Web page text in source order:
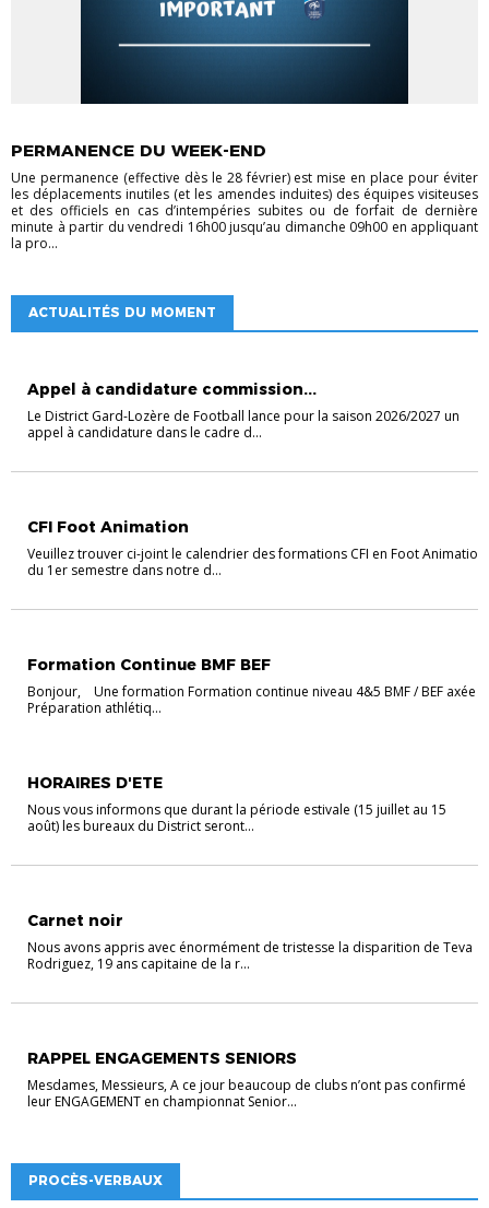
PERMANENCE DU WEEK-END
Une permanence (effective dès le 28 février) est mise en place pour éviter
les déplacements inutiles (et les amendes induites) des équipes visiteuses
et des officiels en cas d’intempéries subites ou de forfait de dernière
minute à partir du vendredi 16h00 jusqu’au dimanche 09h00 en appliquant
la pro...
ACTUALITÉS DU MOMENT
Appel à candidature commission...
Le District Gard-Lozère de Football lance pour la saison 2026/2027 un
appel à candidature dans le cadre d...
CFI Foot Animation
Veuillez trouver ci-joint le calendrier des formations CFI en Foot Animation
du 1er semestre dans notre d...
Formation Continue BMF BEF
Bonjour, Une formation Formation continue niveau 4&5 BMF / BEF axée
Préparation athlétiq...
HORAIRES D'ETE
Nous vous informons que durant la période estivale (15 juillet au 15
août) les bureaux du District seront...
Carnet noir
Nous avons appris avec énormément de tristesse la disparition de Teva
Rodriguez, 19 ans capitaine de la r...
RAPPEL ENGAGEMENTS SENIORS
Mesdames, Messieurs, A ce jour beaucoup de clubs n’ont pas confirmé
leur ENGAGEMENT en championnat Senior...
PROCÈS-VERBAUX